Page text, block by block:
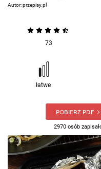
Autor:przepisy.pl
73
łatwe
POBIERZ PDF
2970 osób